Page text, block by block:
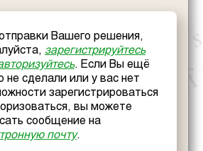
Вашего решения,
зарегистрируйтесь
. Если Вы ещё
не сделали или у вас нет
зарегистрироваться
вы можете
сообщение на
почту.